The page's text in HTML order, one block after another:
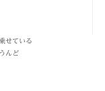
せている
んど